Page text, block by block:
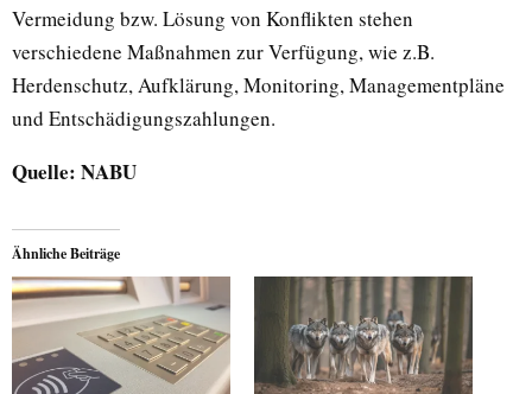
Vermeidung bzw. Lösung von Konflikten stehen
verschiedene Maßnahmen zur Verfügung, wie z.B.
Herdenschutz, Aufklärung, Monitoring, Managementpläne
und Entschädigungszahlungen.
Quelle: NABU
Ähnliche Beiträge